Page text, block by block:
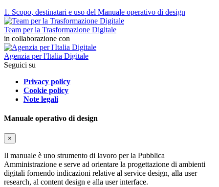
1. Scopo, destinatari e uso del Manuale operativo di design
Team per la Trasformazione Digitale
in collaborazione con
Agenzia per l'Italia Digitale
Seguici su
Privacy policy
Cookie policy
Note legali
Manuale operativo di design
×
Il manuale è uno strumento di lavoro per la Pubblica
Amministrazione e serve ad orientare la progettazione di ambienti
digitali fornendo indicazioni relative al service design, alla user
research, al content design e alla user interface.